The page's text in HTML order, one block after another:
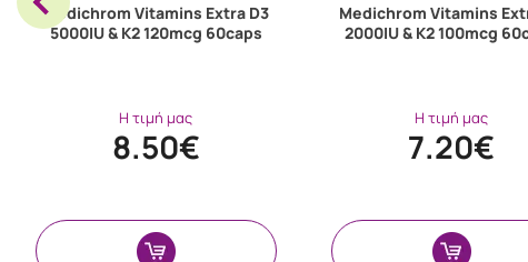
Medichrom Vitamins Extra D3
5000IU & K2 120mcg 60caps
Η τιμή μας
8.50€
Medichrom Vitamins
2000IU & K2 100mcg
Η τιμή μας
7.20€